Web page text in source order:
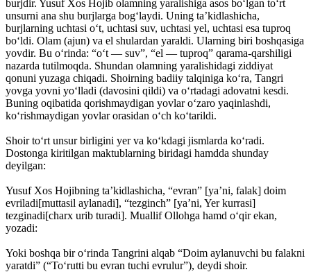
burjdir. Yusuf Xos Hojib olamning yaralishiga asos bo‘lgan to‘rt
unsurni ana shu burjlarga bog‘laydi. Uning ta’kidlashicha,
burjlarning uchtasi o‘t, uchtasi suv, uchtasi yel, uchtasi esa tuproq
bo‘ldi. Olam (ajun) va el shulardan yaraldi. Ularning biri boshqasiga
yovdir. Bu o‘rinda: “o‘t — suv”, “el — tuproq” qarama-qarshiligi
nazarda tutilmoqda. Shundan olamning yaralishidagi ziddiyat
qonuni yuzaga chiqadi. Shoirning badiiy talqiniga ko‘ra, Tangri
yovga yovni yo‘lladi (davosini qildi) va o‘rtadagi adovatni kesdi.
Buning oqibatida qorishmaydigan yovlar o‘zaro yaqinlashdi,
ko‘rishmaydigan yovlar orasidan o‘ch ko‘tarildi.
Shoir to‘rt unsur birligini yer va ko‘kdagi jismlarda ko‘radi.
Dostonga kiritilgan maktublarning biridagi hamdda shunday
deyilgan:
Yusuf Xos Hojibning ta’kidlashicha, “evran” [ya’ni, falak] doim
evriladi[muttasil aylanadi], “tezginch” [ya’ni, Yer kurrasi]
tezginadi[charx urib turadi]. Muallif Ollohga hamd o‘qir ekan,
yozadi:
Yoki boshqa bir o‘rinda Tangrini alqab “Doim aylanuvchi bu falakni
yaratdi” (“To‘rutti bu evran tuchi evrulur”), deydi shoir.